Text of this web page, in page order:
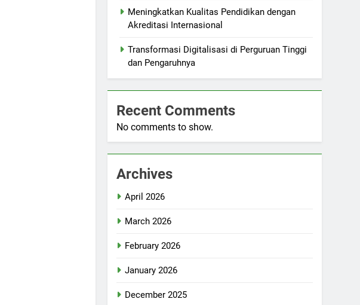
Meningkatkan Kualitas Pendidikan dengan
Akreditasi Internasional
Transformasi Digitalisasi di Perguruan Tinggi
dan Pengaruhnya
Recent Comments
No comments to show.
Archives
April 2026
March 2026
February 2026
January 2026
December 2025